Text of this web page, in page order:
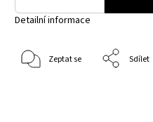
Detailní informace
Zeptat se Sdílet